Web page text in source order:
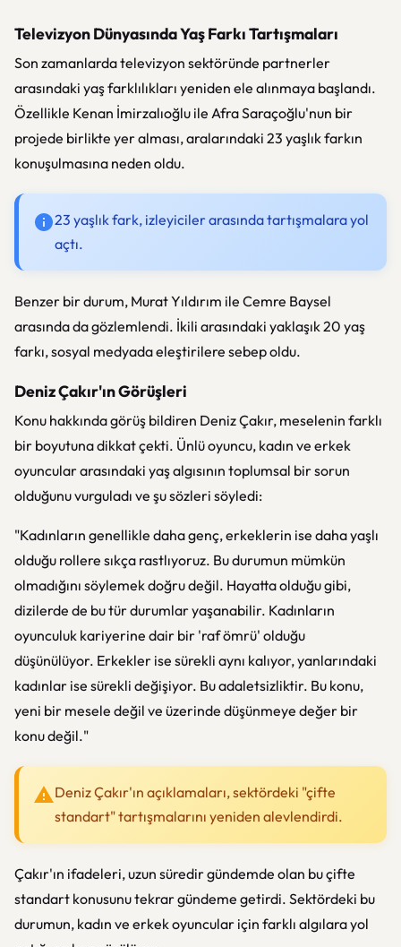
Televizyon Dünyasında Yaş Farkı Tartışmaları
Son zamanlarda televizyon sektöründe partnerler
arasındaki yaş farklılıkları yeniden ele alınmaya başlandı.
Özellikle Kenan İmirzalıoğlu ile Afra Saraçoğlu'nun bir
projede birlikte yer alması, aralarındaki 23 yaşlık farkın
konuşulmasına neden oldu.
23 yaşlık fark, izleyiciler arasında tartışmalara yol
açtı.
Benzer bir durum, Murat Yıldırım ile Cemre Baysel
arasında da gözlemlendi. İkili arasındaki yaklaşık 20 yaş
farkı, sosyal medyada eleştirilere sebep oldu.
Deniz Çakır'ın Görüşleri
Konu hakkında görüş bildiren Deniz Çakır, meselenin farklı
bir boyutuna dikkat çekti. Ünlü oyuncu, kadın ve erkek
oyuncular arasındaki yaş algısının toplumsal bir sorun
olduğunu vurguladı ve şu sözleri söyledi:
"Kadınların genellikle daha genç, erkeklerin ise daha yaşlı
olduğu rollere sıkça rastlıyoruz. Bu durumun mümkün
olmadığını söylemek doğru değil. Hayatta olduğu gibi,
dizilerde de bu tür durumlar yaşanabilir. Kadınların
oyunculuk kariyerine dair bir 'raf ömrü' olduğu
düşünülüyor. Erkekler ise sürekli aynı kalıyor, yanlarındaki
kadınlar ise sürekli değişiyor. Bu adaletsizliktir. Bu konu,
yeni bir mesele değil ve üzerinde düşünmeye değer bir
konu değil."
Deniz Çakır'ın açıklamaları, sektördeki "çifte
standart" tartışmalarını yeniden alevlendirdi.
Çakır'ın ifadeleri, uzun süredir gündemde olan bu çifte
standart konusunu tekrar gündeme getirdi. Sektördeki bu
durumun, kadın ve erkek oyuncular için farklı algılara yol